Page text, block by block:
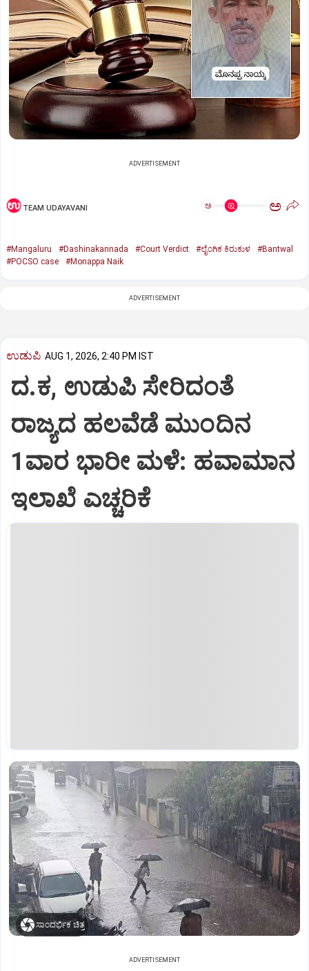
ADVERTISEMENT
TEAM UDAYAVANI ಅ ಅ
#Mangaluru #Dashinakannada #Court Verdict #ಲೈಂಗಿಕ ಕಿರುಕುಳ
#Bantwal
#POCSO case
#Monappa Naik
ADVERTISEMENT
ಉಡುಪಿ AUG 1, 2026, 2:40 PM IST
ದ.ಕ, ಉಡುಪಿ ಸೇರಿದಂತೆ
ರಾಜ್ಯದ ಹಲವೆಡೆ ಮುಂದಿನ
1ವಾರ ಭಾರೀ ಮಳೆ: ಹವಾಮಾನ
ಇಲಾಖೆ ಎಚ್ಚರಿಕೆ
ಸಾಂದರ್ಭಿಕ ಚಿತ್ರ
ADVERTISEMENT